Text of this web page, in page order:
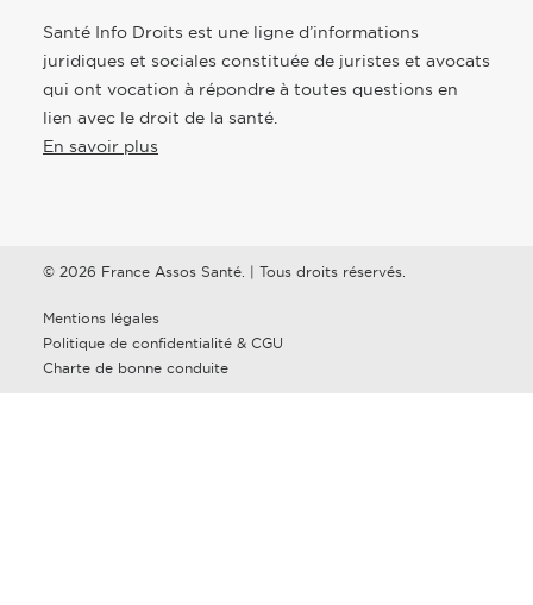
Santé Info Droits est une ligne d’informations
juridiques et sociales constituée de juristes et avocats
qui ont vocation à répondre à toutes questions en
lien avec le droit de la santé.
En savoir plus
© 2026 France Assos Santé. | Tous droits réservés.
Mentions légales
Politique de confidentialité & CGU
Charte de bonne conduite